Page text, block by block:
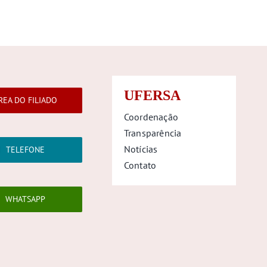
DO FILIADO
TELEFONE
WHATSAPP
UFERSA
Coordenação
Transparência
Notícias
Contato